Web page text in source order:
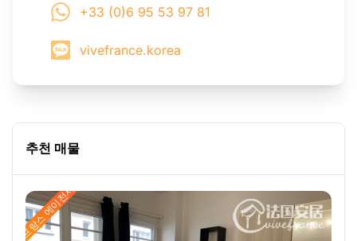
+33 (0)6 95 53 97 81
vivefrance.korea
추천 매물
프랑스 에이전시